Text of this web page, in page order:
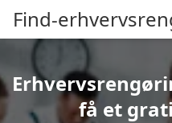
Find-
få et